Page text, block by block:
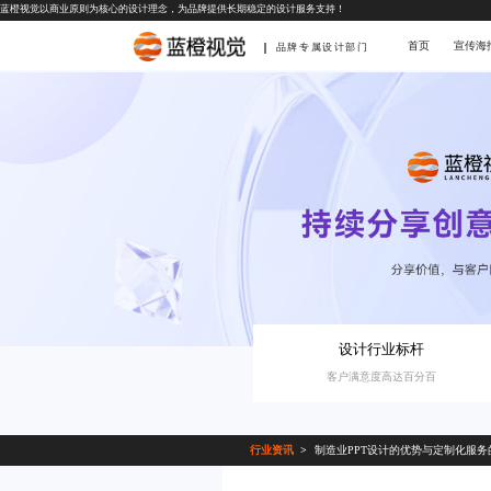
蓝橙视觉以商业原则为核心的设计理念，为品牌提供长期稳定的设计服务支持！
品牌专属设计部门 首页 宣传海
设计行业标杆
客户满意度高达百分百
行业资讯 制造业PPT设计的优势与定制化服务